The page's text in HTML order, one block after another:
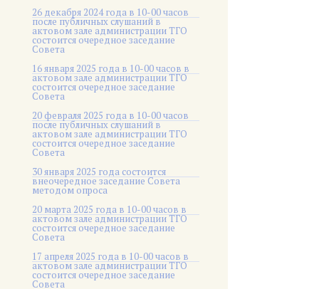
26 декабря 2024 года в 10-00 часов
после публичных слушаний в
актовом зале администрации ТГО
состоится очередное заседание
Совета
16 января 2025 года в 10-00 часов в
актовом зале администрации ТГО
состоится очередное заседание
Совета
20 февраля 2025 года в 10-00 часов
после публичных слушаний в
актовом зале администрации ТГО
состоится очередное заседание
Совета
30 января 2025 года состоится
внеочередное заседание Совета
методом опроса
20 марта 2025 года в 10-00 часов в
актовом зале администрации ТГО
состоится очередное заседание
Совета
17 апреля 2025 года в 10-00 часов в
актовом зале администрации ТГО
состоится очередное заседание
Совета